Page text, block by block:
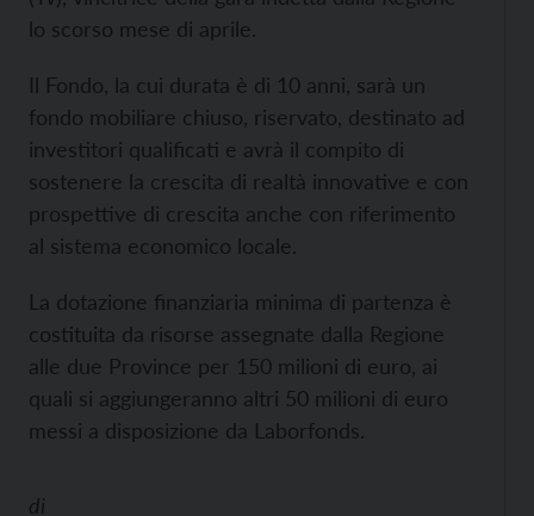
lo scorso mese di aprile.
Il Fondo, la cui durata è di 10 anni, sarà un
fondo mobiliare chiuso, riservato, destinato ad
investitori qualificati e avrà il compito di
sostenere la crescita di realtà innovative e con
prospettive di crescita anche con riferimento
al sistema economico locale.
La dotazione finanziaria minima di partenza è
costituita da risorse assegnate dalla Regione
alle due Province per 150 milioni di euro, ai
quali si aggiungeranno altri 50 milioni di euro
messi a disposizione da Laborfonds.
di